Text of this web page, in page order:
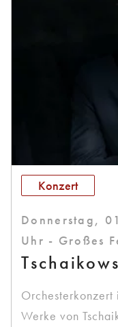
Konzert
Donnerstag,
Uhr - Großes
Orchesterkonzert
Werke von